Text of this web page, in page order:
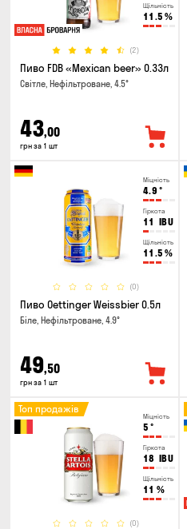
Щільність
11.5 %
(2)
Пиво FDB «Mexican beer» 0.33л
Світле, Нефільтроване, 4.5°
43,00
грн за 1 шт
Міцність
4.9 °
Гіркота
11 IBU
Щільність
11.5 %
(0)
Пиво Oettinger Weissbier 0.5л
Біле, Нефільтроване, 4.9°
49,50
грн за 1 шт
Міцність
5 °
Гіркота
18 IBU
Щільність
11 %
(0)
Топ продажів